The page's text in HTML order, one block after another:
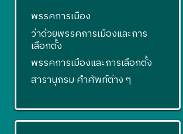
พรรคการเมือง
ว่าด้วยพรรคการเมืองและการ
เลือกตั้ง
พรรคการเมืองและการเลือกตั้ง
สารานุกรม คำศัพท์ต่าง ๆ